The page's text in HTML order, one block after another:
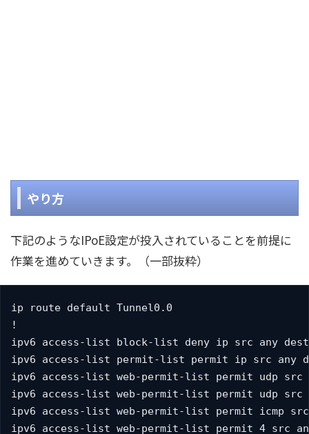
やり方
下記のようなIPoE設定が投入されていることを前提に
作業を進めていきます。（一部抜粋）
ip route default Tunnel0.0
!
ipv6 access-list block-list deny ip src any dest
ipv6 access-list permit-list permit ip src any
ipv6 access-list web-permit-list permit udp src
ipv6 access-list web-permit-list permit udp src
ipv6 access-list web-permit-list permit icmp src
ipv6 access-list web-permit-list permit 4 src